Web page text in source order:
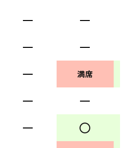
ー ー
ー ー
ー 満席
ー ー
ー ○